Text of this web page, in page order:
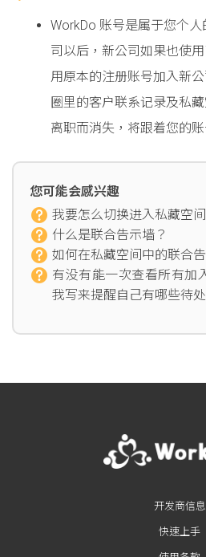
WorkDo 账号是属于您个
司以后，新公司如果也使
用原本的注册账号加入新
圈里的客户联系记录及私
离职而消失，将跟着您的账
您可能会感兴趣
我要怎么切换进入私藏空
什么是联合告示墙？
如何在私藏空间中的联合
有没有能一次查看所有加
我写来提醒自己有哪些待
开发商信息
快速上手